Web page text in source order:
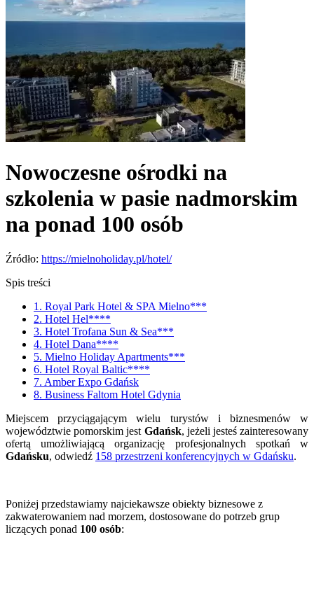
Nowoczesne ośrodki na
szkolenia w pasie nadmorskim
na ponad 100 osób
Źródło: https://mielnoholiday.pl/hotel/
Spis treści
1. Royal Park Hotel & SPA Mielno***
2. Hotel Hel****
3. Hotel Trofana Sun & Sea***
4. Hotel Dana****
5. Mielno Holiday Apartments***
6. Hotel Royal Baltic****
7. Amber Expo Gdańsk
8. Business Faltom Hotel Gdynia
Miejscem przyciągającym wielu turystów i biznesmenów w
województwie pomorskim jest Gdańsk, jeżeli jesteś zainteresowany
ofertą umożliwiającą organizację profesjonalnych spotkań w
Gdańsku, odwiedź 158 przestrzeni konferencyjnych w Gdańsku.
Poniżej przedstawiamy najciekawsze obiekty biznesowe z
zakwaterowaniem nad morzem, dostosowane do potrzeb grup
liczących ponad 100 osób: